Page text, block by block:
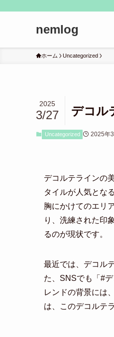
nemlog
ホーム Uncategorized
デコル
2025
3/27
Uncategorized 2025年
デコルテラインの
タイルが人気とな
胸にかけてのエリ
り、洗練された印
るのが現状です。
最近では、デコル
た、SNSでも「#
レンドの背景には
は、このデコルテ